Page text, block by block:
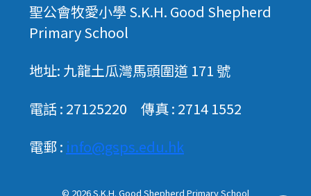
聖公會牧愛小學 S.K.H. Good Shepherd
Primary School
地址: 九龍土瓜灣馬頭圍道 171 號
電話 : 27125220 傳真 : 2714 1552
電郵 : info@gsps.edu.hk
© 2026S.K.H. Good Shepherd Primary School